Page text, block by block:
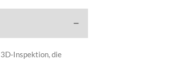
Inspektion, die